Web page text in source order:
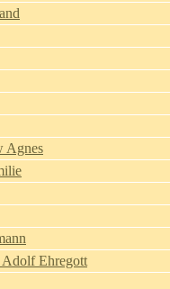
Agnes
Adolf Ehregott